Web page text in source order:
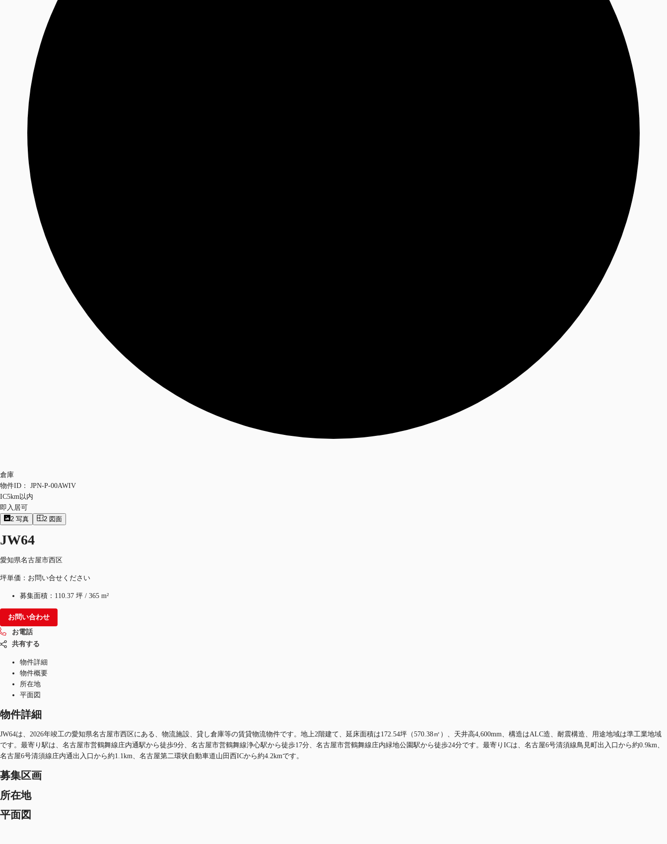
倉庫
物件ID：
JPN-P-00AWIV
IC5km以内
即入居可
2 写真 2 図面
JW64
愛知県名古屋市西区
坪単価：お問い合せください
募集面積： 110.37 坪 / 365 m²
お問い合わせ
お電話
共有する
物件詳細
物件概要
所在地
平面図
物件詳細
JW64は、2026年竣工の愛知県名古屋市西区にある、物流施設、貸し倉庫等の賃貸物流物件です。地上2階建て、延床面積は172.54坪（570.38㎡）、天井高4,600mm、構造はALC造、耐震構造、用途地域は準工業地域
です。最寄り駅は、名古屋市営鶴舞線庄内通駅から徒歩9分、名古屋市営鶴舞線浄心駅から徒歩17分、名古屋市営鶴舞線庄内緑地公園駅から徒歩24分です。最寄りICは、名古屋6号清須線鳥見町出入口から約0.9km、
名古屋6号清須線庄内通出入口から約1.1km、名古屋第二環状自動車道山田西ICから約4.2kmです。
募集区画
所在地
平面図